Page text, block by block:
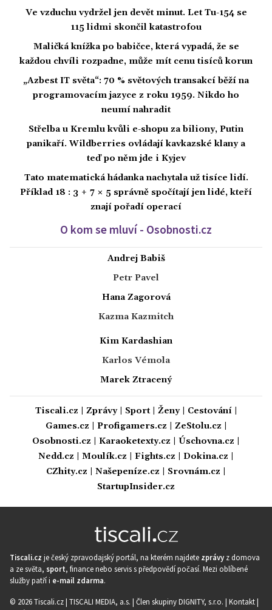
Ve vzduchu vydržel jen devět minut. Let Tu-154 se
115 lidmi skončil katastrofou
Maličká knížka po babičce, která vypadá, že se
každou chvíli rozpadne, může mít cenu tisíců korun
„Azbest IT světa“: 70 % světových transakcí běží na
programovacím jazyce z roku 1959. Nikdo ho
neumí nahradit
Střelba u Kremlu kvůli e-shopu za biliony, Putin
panikaří. Wildberries ovládají kavkazské klany a
teď po něm jde i Kyjev
Tato matematická hádanka nachytala už tisíce lidí.
Příklad 18 : 3 + 7 × 5 správně spočítají jen lidé, kteří
znají pořadí operací
O kom se mluví - Osobnosti.cz
Andrej Babiš
Petr Pavel
Hana Zagorová
Kazma Kazmitch
Kim Kardashian
Karlos Vémola
Marek Ztracený
Tiscali.cz Zprávy| Sport| Ženy| Cestování|
Games.cz
Profigamers.cz ZeStolu.cz
Osobnosti.cz
Karaoketexty.cz Úschovna.cz
Nedd.cz
Moulík.cz Fights.cz Dokina.cz
CZhity.cz
Našepeníze.cz Srovnám.cz
StartupInsider.cz
Tiscali.cz je český zpravodajský portál, na kterém najdete zprávy z domova
a ze světa, sport, finance nebo servis s předpovědí počasí. Mezi oblíbené
služby patří i e-mail zdarma.
© 2026 Tiscali.cz | TISCALI MEDIA, a.s. | Člen skupiny DIGNITY, s.r.o. | Kontakt|